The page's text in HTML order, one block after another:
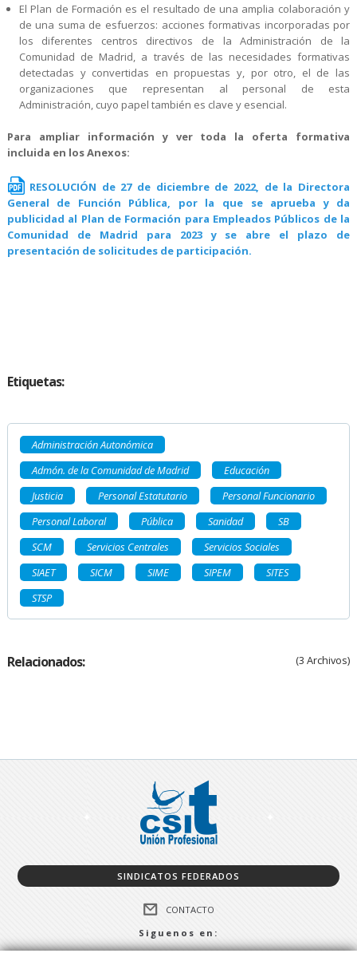
El Plan de Formación es el resultado de una amplia colaboración y
de una suma de esfuerzos: acciones formativas incorporadas por
los diferentes centros directivos de la Administración de la
Comunidad de Madrid, a través de las necesidades formativas
detectadas y convertidas en propuestas y, por otro, el de las
organizaciones que representan al personal de esta
Administración, cuyo papel también es clave y esencial.
Para ampliar información y ver toda la oferta formativa
incluida en los Anexos:
RESOLUCIÓN de 27 de diciembre de 2022, de la Directora
General de Función Pública, por la que se aprueba y da
publicidad al Plan de Formación para Empleados Públicos de la
Comunidad de Madrid para 2023 y se abre el plazo de
presentación de solicitudes de participación.
Etiquetas:
Administración Autonómica
Admón. de la Comunidad de Madrid
Educación
Justicia
Personal Estatutario
Personal Funcionario
Personal Laboral
Pública Sanidad
SB
SCM
Servicios Centrales
Servicios Sociales
SIAET
SICM SIME SIPEM
SITES
STSP
Relacionados: (3 Archivos)
SINDICATOS FEDERADOS
CONTACTO
Siguenos en: